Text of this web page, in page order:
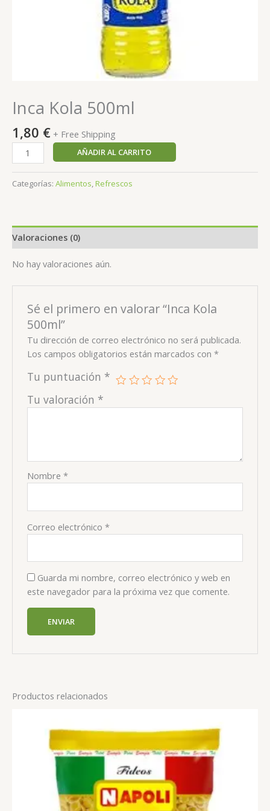
Inca Kola 500ml
1,80 € + Free Shipping
AÑADIR AL CARRITO
Categorías: Alimentos,Refrescos
Valoraciones (0)
No hay valoraciones aún.
Sé el primero en valorar “Inca Kola
500ml”
Tu dirección de correo electrónico no será publicada.
Los campos obligatorios están marcados con*
Tu puntuación *
Tu valoración *
Nombre*
Correo electrónico*
Guarda mi nombre, correo electrónico y web en
este navegador para la próxima vez que comente.
Productos relacionados